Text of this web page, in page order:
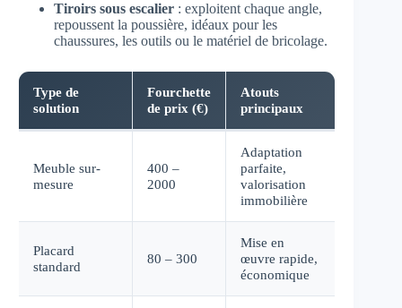
Tiroirs sous escalier : exploitent chaque angle,
repoussent la poussière, idéaux pour les
chaussures, les outils ou le matériel de bricolage.
Type de
solution
Fourchette
de prix (€)
Atouts
principaux
Meuble sur-
mesure
400 –
2000
Adaptation
parfaite,
valorisation
immobilière
Placard
standard
80 – 300
Mise en
œuvre rapide,
économique